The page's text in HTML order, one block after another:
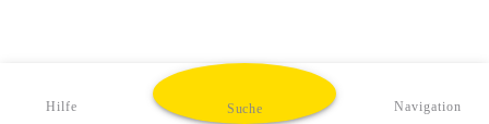
Hilfe Suche Navigation